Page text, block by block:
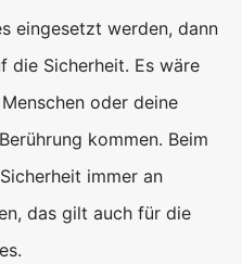
eingesetzt werden, dann
die Sicherheit. Es wäre
oder deine
kommen. Beim
immer an
das gilt auch für die